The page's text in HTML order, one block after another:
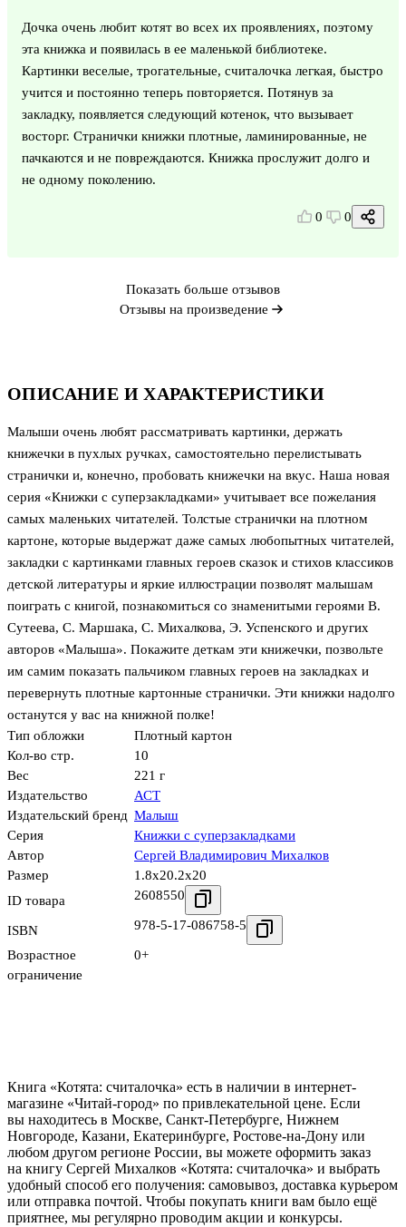
ОПИСАНИЕ И ХАРАКТЕРИСТИКИ
Малыши очень любят рассматривать картинки, держать
книжечки в пухлых ручках, самостоятельно перелистывать
странички и, конечно, пробовать книжечки на вкус. Наша новая
серия «Книжки с суперзакладками» учитывает все пожелания
самых маленьких читателей. Толстые странички на плотном
картоне, которые выдержат даже самых любопытных читателей,
закладки с картинками главных героев сказок и стихов классиков
детской литературы и яркие иллюстрации позволят малышам
поиграть с книгой, познакомиться со знаменитыми героями В.
Сутеева, С. Маршака, С. Михалкова, Э. Успенского и других
авторов «Малыша». Покажите деткам эти книжечки, позвольте
им самим показать пальчиком главных героев на закладках и
перевернуть плотные картонные странички. Эти книжки надолго
останутся у вас на книжной полке!
Тип обложки
Плотный картон
Кол-во стр.
10
Вес
221 г
Издательство
АСТ
Издательский бренд Малыш
Серия
Книжки с суперзакладками
Автор
Сергей Владимирович Михалков
Размер
1.8x20.2x20
ID товара
2608550
ISBN 978-5-17-086758-5
Возрастное
ограничение
0+
Дочка очень любит котят во всех их проявлениях, поэтому
эта книжка и появилась в ее маленькой библиотеке.
Картинки веселые, трогательные, считалочка легкая, быстро
учится и постоянно теперь повторяется. Потянув за
закладку, появляется следующий котенок, что вызывает
восторг. Странички книжки плотные, ламинированные, не
пачкаются и не повреждаются. Книжка прослужит долго и
не одному поколению.
0 0
Показать больше отзывов
Отзывы на произведение
Книга «Котята: считалочка» есть в наличии в интернет-
магазине «Читай-город» по привлекательной цене. Если
вы находитесь в Москве, Санкт-Петербурге, Нижнем
Новгороде, Казани, Екатеринбурге, Ростове-на-Дону или
любом другом регионе России, вы можете оформить заказ
на книгу Сергей Михалков «Котята: считалочка» и выбрать
удобный способ его получения: самовывоз, доставка курьером
или отправка почтой. Чтобы покупать книги вам было ещё
приятнее, мы регулярно проводим акции и конкурсы.